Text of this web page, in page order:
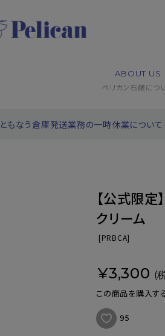
ABOUT US
ペリカン石鹸につ
もなう倉庫発送業務の一時休業について
【公式限定
クリーム
[PRBCA]
¥3,300 (
この商品を購入す
95